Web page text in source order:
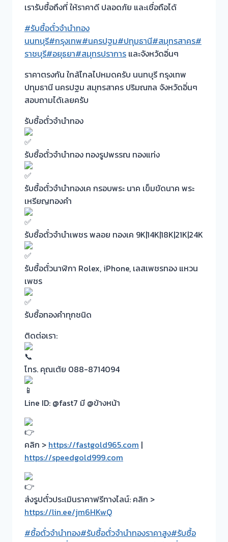
เรารับซื้อถึงที่ ให้ราคาดี ปลอดภัย และเชื่อถือได้
#รับซื้อตั๋วจำนำทอง
นนทบุรี#กรุงเทพ#นครปฐม#ปทุมธานี#สมุทรสาคร#
ราชบุรี#อยุธยา#สมุทรปราการ และจังหวัดอิ่นๆ
ราคาตรงกัน ใกล้ไกลไปหมดครับ นนทบุรี กรุงเทพ
ปทุมธานี นครปฐม สมุทรสาคร ปริมณฑล จังหวัดอิ่นๆ
สอบถามได้เลยครับ
รับซื้อตั๋วจำนำทอง
รับซื้อตั๋วจำนำทอง ทองรูปพรรณ ทองแท่ง
รับซื้อตั๋วจำนำทองเค กรอบพระ นาค เข็มขัดนาค พระ
เหรียญทองคำ
รับซื้อตั๋วจำนำเพชร พลอย ทองเค 9K|14K|18K|21K|24K
รับซื้อตั๋วนาฬิกา Rolex, iPhone, เลสเพชรทอง แหวน
เพชร
รับซื้อทองคำทุกชนิด
ติดต่อเรา:
โทร. คุณเต้ย 088-8714094
Line ID: @fast7 มี @ข้างหน้า
คลิก > https://fastgold965.com |
https://speedgold999.com
ส่งรูปตั๋วประเมินราคาฟรีทางไลน์: คลิก >
https://lin.ee/jm6HKwQ
#ซื้อตั๋วจำนำทอง#รับซื้อตั๋วจำนำทองราคาสูง#รับซื้อ